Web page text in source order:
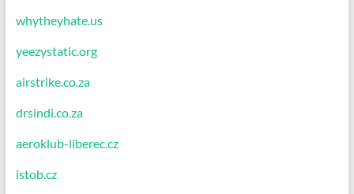
whytheyhate.us
yeezystatic.org
airstrike.co.za
drsindi.co.za
aeroklub-liberec.cz
istob.cz